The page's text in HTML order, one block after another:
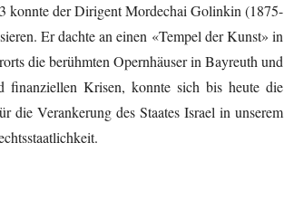
konnte der Dirigent Mordechai Golinkin (1875-
Er dachte an einen «Tempel der Kunst» in
die berühmten Opernhäuser in Bayreuth und
finanziellen Krisen, konnte sich bis heute die
die Verankerung des Staates Israel in unserem